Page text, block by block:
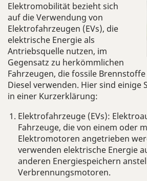
Elektromobilität bezieht sich
auf die Verwendung von
Elektrofahrzeugen (EVs), die
elektrische Energie als
Antriebsquelle nutzen, im
Gegensatz zu herkömmlichen
Fahrzeugen, die fossile
Diesel verwenden. Hier sind einige
in einer Kurzerklärung:
Elektrofahrzeuge (EVs):
Fahrzeuge, die von einem oder
Elektromotoren angetrieben
verwenden elektrische Energie
anderen Energiespeichern
Verbrennungsmotoren.